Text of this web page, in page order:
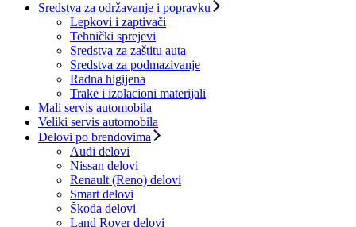
Sredstva za održavanje i popravku
Lepkovi i zaptivači
Tehnički sprejevi
Sredstva za zaštitu auta
Sredstva za podmazivanje
Radna higijena
Trake i izolacioni materijali
Mali servis automobila
Veliki servis automobila
Delovi po brendovima
Audi delovi
Nissan delovi
Renault (Reno) delovi
Smart delovi
Škoda delovi
Land Rover delovi